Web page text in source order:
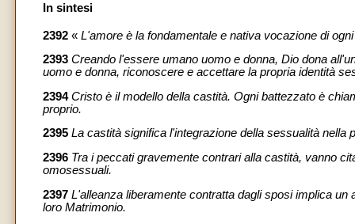
In sintesi
2392 « L'amore è la fondamentale e nativa vocazione di
2393 Creando l'essere umano uomo e donna, Dio dona
uomo e donna, riconoscere e accettare la propria identità
2394Cristo è il modello della castità. Ogni battezzato è
proprio.
2395 La castità significa l'integrazione della sessualità
2396 Tra i peccati gravemente contrari alla castità, vanno
omosessuali.
2397 L'alleanza liberamente contratta dagli sposi implica
loro Matrimonio.